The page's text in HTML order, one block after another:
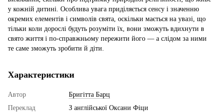
у кожній дитині. Особлива увага приділяється сенсу і значенню
окремих елементів і символів свята, оскільки мається на увазі, що
тільки коли дорослі будуть розуміти їх, вони зможуть вдихнути в
свято життя і по-справжньому пережити його — а слідом за ними
те саме зможуть зробити й діти.
Характеристики
Автор
Бригітта Барц
Переклад
З англійської Оксани Фіци